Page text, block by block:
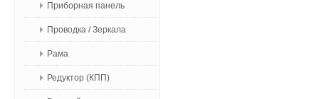
Приборная панель
Проводка / Зеркала
Рама
Редуктор (КПП)